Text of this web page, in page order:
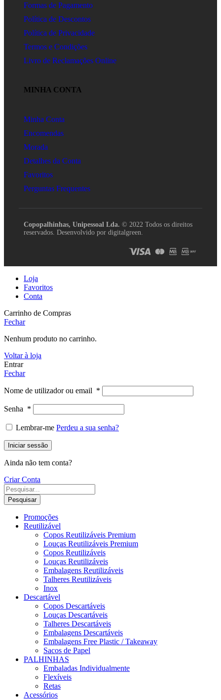
Formas de Pagamento
Política de Descontos
Política de Privacidade
Termos e Condições
Livro de Reclamações Online
MINHA CONTA
Minha Conta
Encomendas
Morada
Detalhes da Conta
Favoritos
Perguntas Frequentes
Copopalhinhas, Unipessoal Lda. © 2022 Todos os direitos
reservados. Desenvolvido por digitalgreen.
Loja
Favoritos
Conta
Carrinho de Compras
Fechar
Nenhum produto no carrinho.
Voltar à loja
Entrar
Fechar
Nome de utilizador ou email *
Senha *
Lembrar-me Perdeu a sua senha?
Iniciar sessão
Ainda não tem conta?
Criar Conta
Pesquisar
Promoções
Reutilizável
Copos Reutilizáveis Premium
Louças Reutilizáveis Premium
Copos Reutilizáveis
Louças Reutilizáveis
Embalagens Reutilizáveis
Talheres Reutilizáveis
Inox
Descartável
Copos Descartáveis
Louças Descartáveis
Talheres Descartáveis
Embalagens Descartáveis
Embalagens Free Plastic / Takeaway
Sacos de Papel
PALHINHAS
Embaladas Individualmente
Flexíveis
Retas
Acessórios